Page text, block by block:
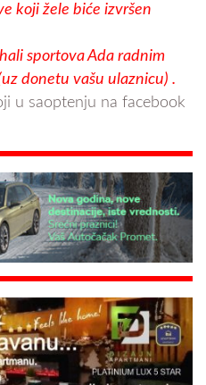
koji žele biće izvršen
sportova Ada radnim
donetu vašu ulaznicu) .
u saoptenju na facebook